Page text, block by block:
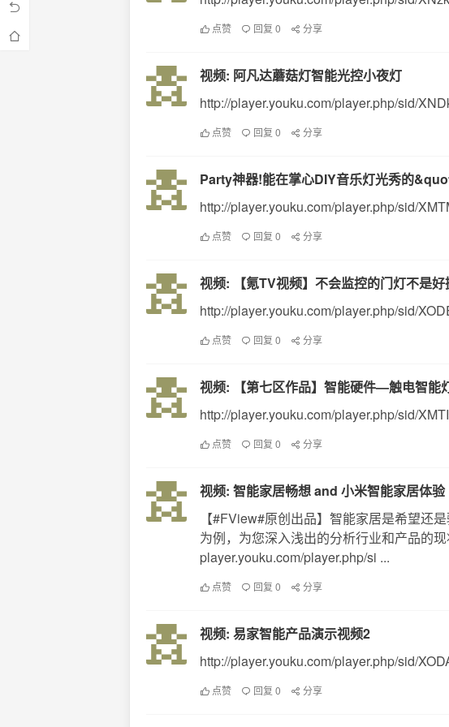
点赞 回复 0 分享
视频: 阿凡达蘑菇灯智能光控小夜灯
http://player.youku.com/player.php/sid/
点赞 回复 0 分享
Party神器!能在掌心DIY音乐灯光秀的
http://player.youku.com/player.php/sid/
点赞 回复 0 分享
视频: 【氪TV视频】不会监控的门灯不是
http://player.youku.com/player.php/sid/
点赞 回复 0 分享
视频: 【第七区作品】智能硬件—触电智能
http://player.youku.com/player.php/sid/
点赞 回复 0 分享
视频: 智能家居畅想 and 小米智能家居体验
【#FView#原创出品】智能家居是希望还
为例，为您深入浅出的分析行业和产品的
player.youku.com/player.php/si ...
点赞 回复 0 分享
视频: 易家智能产品演示视频2
http://player.youku.com/player.php/sid/
点赞 回复 0 分享